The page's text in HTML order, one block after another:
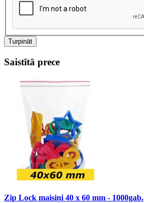
Turpināt
Saistītā prece
Zip Lock maisiņi 40 x 60 mm - 1000gab.